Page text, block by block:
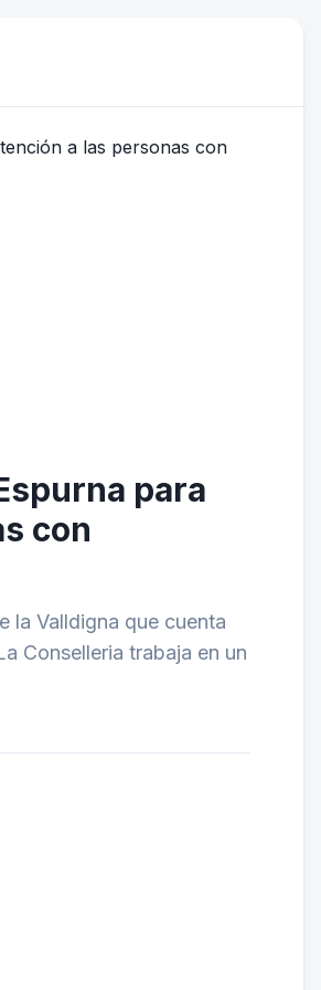
para
con
la Valldigna que cuenta
Conselleria trabaja en un